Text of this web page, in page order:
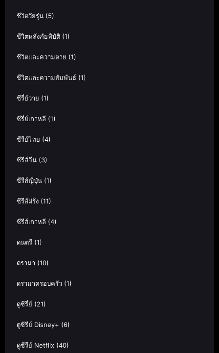
ชีวิตวัยรุ่น (5)
ชีวิตหลังภัยพิบัติ (1)
ชีวิตและความตาย (1)
ชีวิตและความสัมพันธ์ (1)
ซีรี่ย์วาย (1)
ซีรี่ย์เกาหลี (1)
ซีรีย์ไทย (4)
ซีรีส์จีน (3)
ซีรีส์ญี่ปุ่น (1)
ซีรีส์ฝรั่ง (11)
ซีรีส์เกาหลี (4)
ดนตรี (1)
ดราม่า (10)
ดราม่าครอบครัว (1)
ดูซีรี่ย์ (21)
ดูซีรีย์ Disney+ (6)
ดูซีรีย์ Netflix (40)